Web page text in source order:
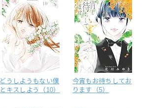
どうしようもない僕
とキスしよう（10）
今宵もお待ちしてお
ります（5）